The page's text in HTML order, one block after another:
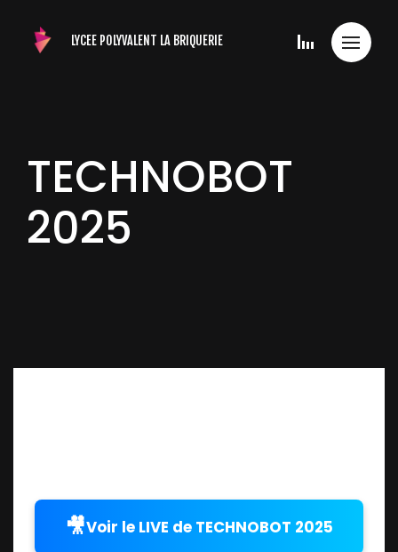
LYCEE POLYVALENT LA BRIQUERIE
TECHNOBOT
2025
🎥Voir le LIVE de TECHNOBOT 2025